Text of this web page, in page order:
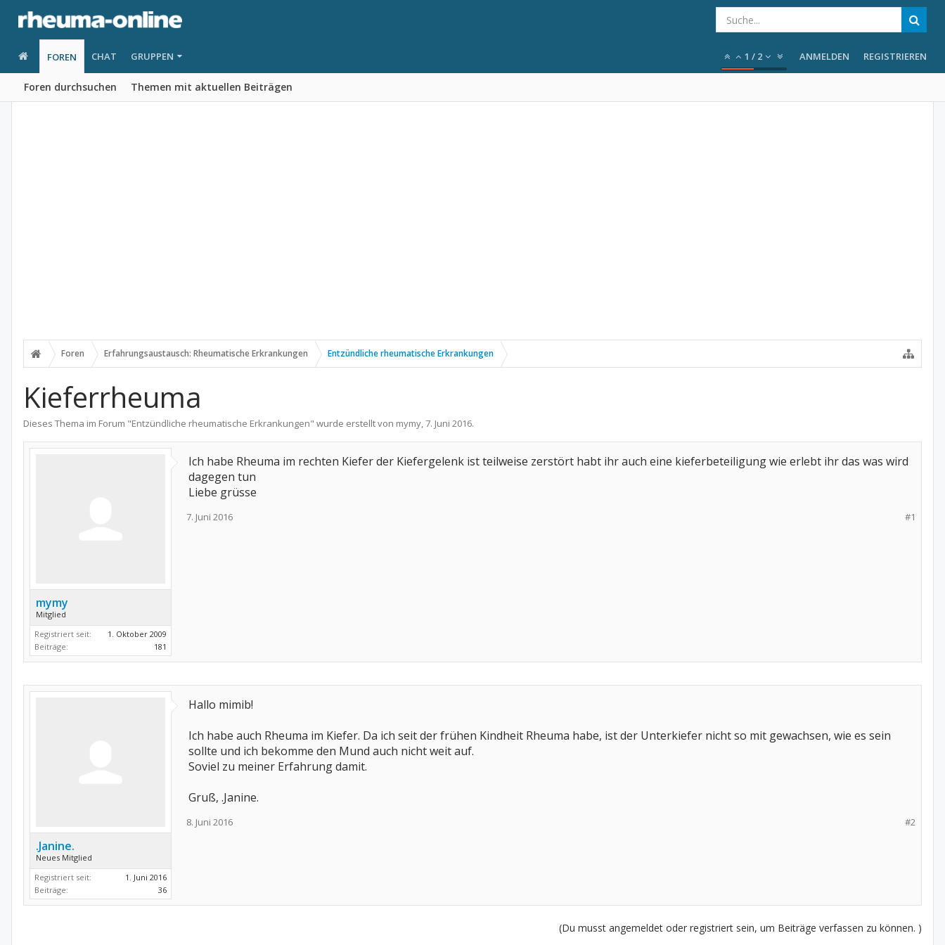
FOREN
Foren durchsuchen Themen mit aktuellen Beiträgen
CHAT GRUPPEN 1 / 2 ANMELDEN REGISTRIEREN
Foren Erfahrungsaustausch: Rheumatische Erkrankungen Entzündliche rheumatische Erkrankungen
Kieferrheuma
Dieses Thema im Forum "Entzündliche rheumatische Erkrankungen" wurde erstellt von mymy, 7. Juni 2016.
mymy
Mitglied
Registriert seit:
1. Oktober 2009
Beiträge:
181
Ich habe Rheuma im rechten Kiefer der Kiefergelenk ist teilweise zerstört habt ihr auch eine kieferbeteiligung wie erlebt ihr das was wird
dagegen tun
Liebe grüsse
#1
7. Juni 2016
.Janine.
Neues Mitglied
Registriert seit:
1. Juni 2016
Beiträge:
36
Hallo mimib!
Ich habe auch Rheuma im Kiefer. Da ich seit der frühen Kindheit Rheuma habe, ist der Unterkiefer nicht so mit gewachsen, wie es sein
sollte und ich bekomme den Mund auch nicht weit auf.
Soviel zu meiner Erfahrung damit.
Gruß, .Janine.
#2
8. Juni 2016
(Du musst angemeldet oder registriert sein, um Beiträge verfassen zu können. )